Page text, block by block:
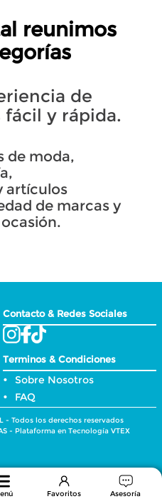
Favoritos Asesoría
reunimos
de
fácil y rápida.
de moda,
artículos
de marcas y
Contacto & Redes Sociales
Terminos & Condiciones
Sobre Nosotros
FAQ
- Todos los derechos reservados
- Plataforma en Tecnología VTEX